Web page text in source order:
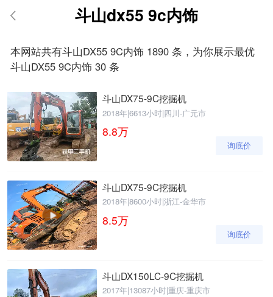
斗山dx55 9c内饰
本网站共有斗山DX55 9C内饰 1890 条，为你展示最优
斗山DX55 9C内饰 30 条
斗山DX75-9C挖掘机
2018年|6613小时|四川-广元市
8.8万
询底价
斗山DX75-9C挖掘机
2018年|8600小时|浙江-金华市
8.5万
询底价
斗山DX150LC-9C挖掘机
2017年|13087小时|重庆-重庆市
请输入手机号
取
验
证
码
请输入手机号
交
即
表
示
您
意
《隐
政
策》